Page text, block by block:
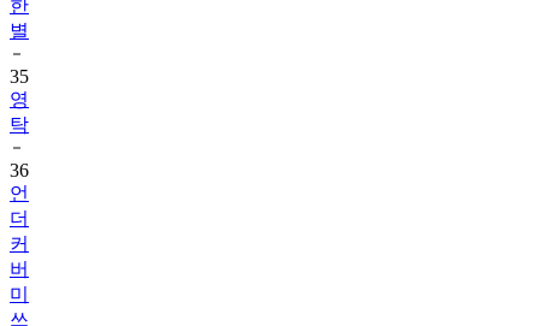
35
영
탁
36
언
더
커
버
미
쓰
홍